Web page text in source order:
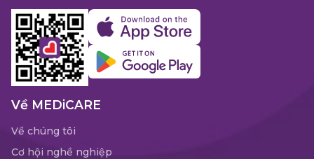
Về MEDiCARE
Về chúng tôi
Cơ hội nghề nghiệp